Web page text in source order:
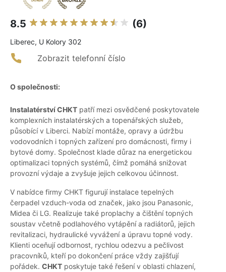
8.5 (6)
Liberec, U Kolory 302
Zobrazit telefonní číslo
O společnosti:
Instalatérství CHKT patří mezi osvědčené poskytovatele
komplexních instalatérských a topenářských služeb,
působící v Liberci. Nabízí montáže, opravy a údržbu
vodovodních i topných zařízení pro domácnosti, firmy i
bytové domy. Společnost klade důraz na energetickou
optimalizaci topných systémů, čímž pomáhá snižovat
provozní výdaje a zvyšuje jejich celkovou účinnost.
V nabídce firmy CHKT figurují instalace tepelných
čerpadel vzduch-voda od značek, jako jsou Panasonic,
Midea či LG. Realizuje také proplachy a čištění topných
soustav včetně podlahového vytápění a radiátorů, jejich
revitalizaci, hydraulické vyvážení a úpravu topné vody.
Klienti oceňují odbornost, rychlou odezvu a pečlivost
pracovníků, kteří po dokončení práce vždy zajišťují
pořádek. CHKT poskytuje také řešení v oblasti chlazení,